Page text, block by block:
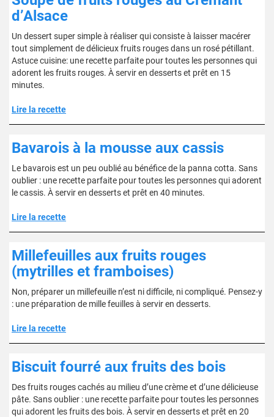
d’Alsace
Un dessert super simple à réaliser qui consiste à laisser macérer
tout simplement de délicieux fruits rouges dans un rosé pétillant.
Astuce cuisine: une recette parfaite pour toutes les personnes qui
adorent les fruits rouges. À servir en desserts et prêt en 15
minutes.
Lire la recette
Bavarois à la mousse aux cassis
Le bavarois est un peu oublié au bénéfice de la panna cotta. Sans
oublier : une recette parfaite pour toutes les personnes qui adorent
le cassis. À servir en desserts et prêt en 40 minutes.
Lire la recette
Millefeuilles aux fruits rouges
(mytrilles et framboises)
Non, préparer un millefeuille n’est ni difficile, ni compliqué. Pensez-y
: une préparation de mille feuilles à servir en desserts.
Lire la recette
Biscuit fourré aux fruits des bois
Des fruits rouges cachés au milieu d’une crème et d’une délicieuse
pâte. Sans oublier : une recette parfaite pour toutes les personnes
qui adorent les fruits des bois. À servir en desserts et prêt en 20